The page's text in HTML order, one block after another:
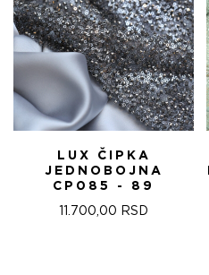
LUX ČIPKA
JEDNOBOJNA
CP085 - 89
11.700,00 RSD